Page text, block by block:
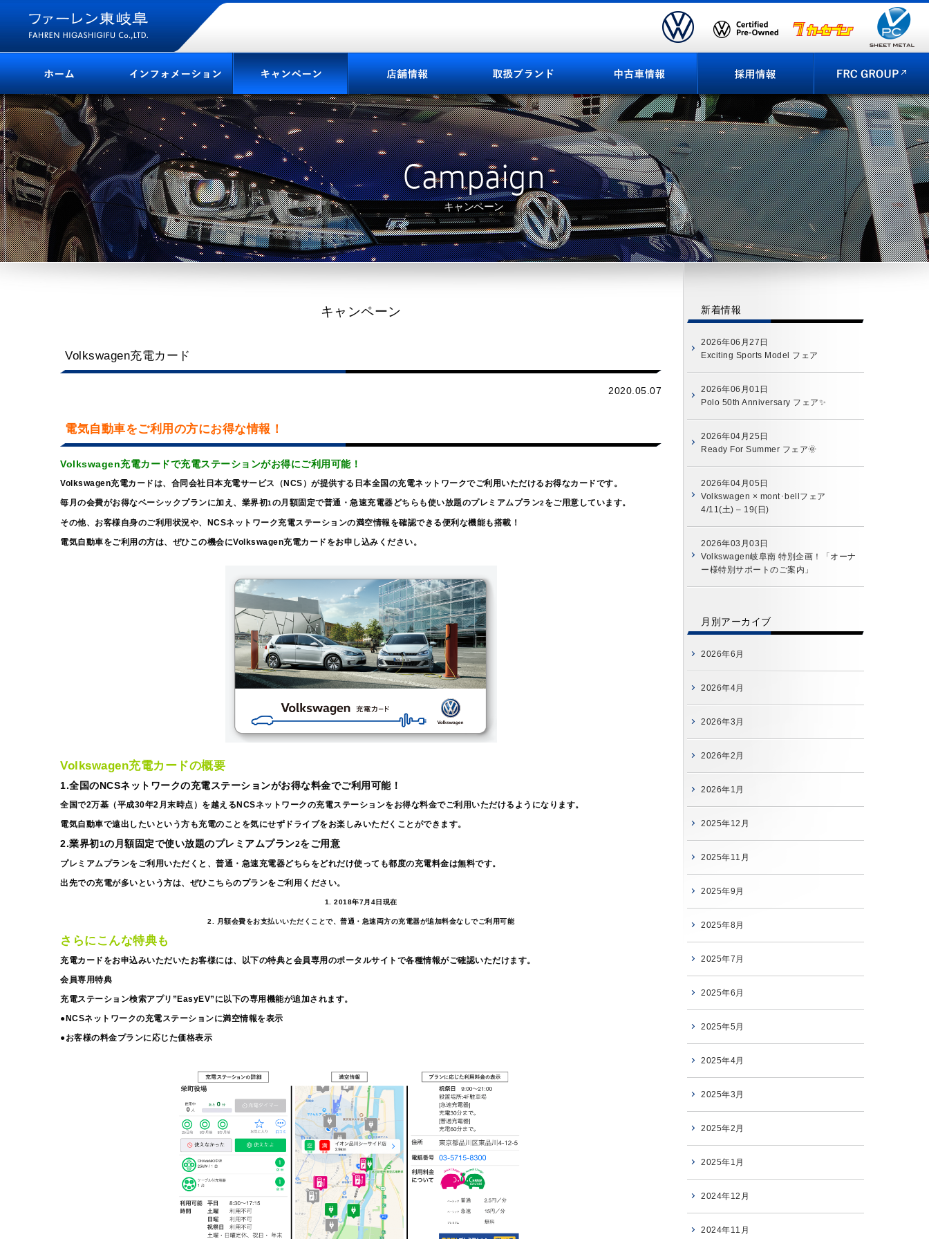
Campaign
キャンペーン
キャンペーン
Volkswagen充電カード
2020.05.07
電気自動車をご利用の方にお得な情報！
Volkswagen充電カードで充電ステーションがお得にご利用可能！
Volkswagen充電カードは、合同会社日本充電サービス（NCS）が提供する日本全国の充電ネットワークでご利用いただけるお得なカードです。
毎月の会費がお得なベーシックプランに加え、業界初1 の月額固定で普通・急速充電器どちらも使い放題のプレミアムプラン2 をご用意しています。
その他、お客様自身のご利用状況や、NCSネットワーク充電ステーションの満空情報を確認できる便利な機能も搭載！
電気自動車をご利用の方は、ぜひこの機会にVolkswagen充電カードをお申し込みください。
Volkswagen充電カードの概要
1.全国のNCSネットワークの充電ステーションがお得な料金でご利用可能！
全国で2万基（平成30年2月末時点）を越えるNCSネットワークの充電ステーションをお得な料金でご利用いただけるようになります。
電気自動車で遠出したいという方も充電のことを気にせずドライブをお楽しみいただくことができます。
2.業界初1の月額固定で使い放題のプレミアムプラン2をご用意
プレミアムプランをご利用いただくと、普通・急速充電器どちらをどれだけ使っても都度の充電料金は無料です。
出先での充電が多いという方は、ぜひこちらのプランをご利用ください。
1 2018年7月4日現在
2 月額会費をお支払いいただくことで、普通・急速両方の充電器が追加料金なしでご利用可能
さらにこんな特典も
充電カードをお申込みいただいたお客様には、以下の特典と会員専用のポータルサイトで各種情報がご確認いただけます。
会員専用特典
充電ステーション検索アプリ”EasyEV”に以下の専用機能が追加されます。
●NCSネットワークの充電ステーションに満空情報を表示
●お客様の料金プランに応じた価格表示
新着情報
2026年06月27日
Exciting Sports Model フェア
2026年06月01日
Polo 50th Anniversary フェア✨
2026年04月25日
Ready For Summer フェア🌞
2026年04月05日
Volkswagen × mont･bellフェア
4/11(土) – 19(日)
2026年03月03日
Volkswagen岐阜南 特別企画！「オーナ
ー様特別サポートのご案内」
月別アーカイブ
2026年6月
2026年4月
2026年3月
2026年2月
2026年1月
2025年12月
2025年11月
2025年9月
2025年8月
2025年7月
2025年6月
2025年5月
2025年4月
2025年3月
2025年2月
2025年1月
2024年12月
2024年11月